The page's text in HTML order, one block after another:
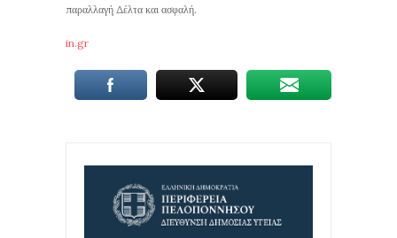
παραλλαγή Δέλτα και ασφαλή.
in.gr